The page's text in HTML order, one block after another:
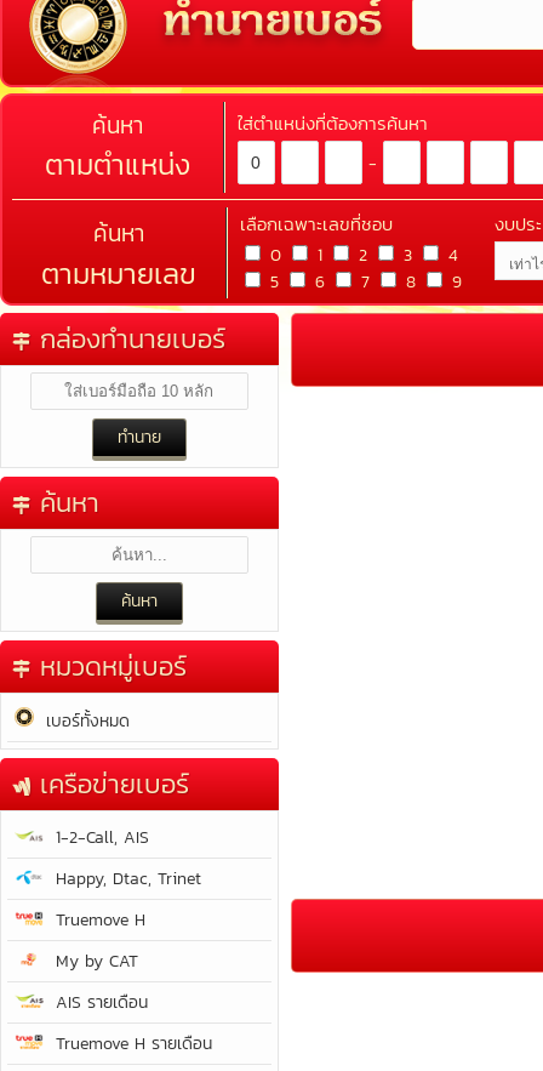
ค้นหา
ตามตำแหน่ง
ใส่ตำแหน่งที่ต้องการค้นหา
-
ค้นหา
ตามหมายเลข
เลือกเฉพาะเลขที่ชอบ
0 1 2 3
4
5
6 7 8 9
งบปร
กล่องทำนายเบอร์
ค้นหา
หมวดหมู่เบอร์
เบอร์ทั้งหมด
เครือข่ายเบอร์
1-2-Call, AIS
Happy, Dtac, Trinet
Truemove H
My by CAT
AIS รายเดือน
Truemove H รายเดือน